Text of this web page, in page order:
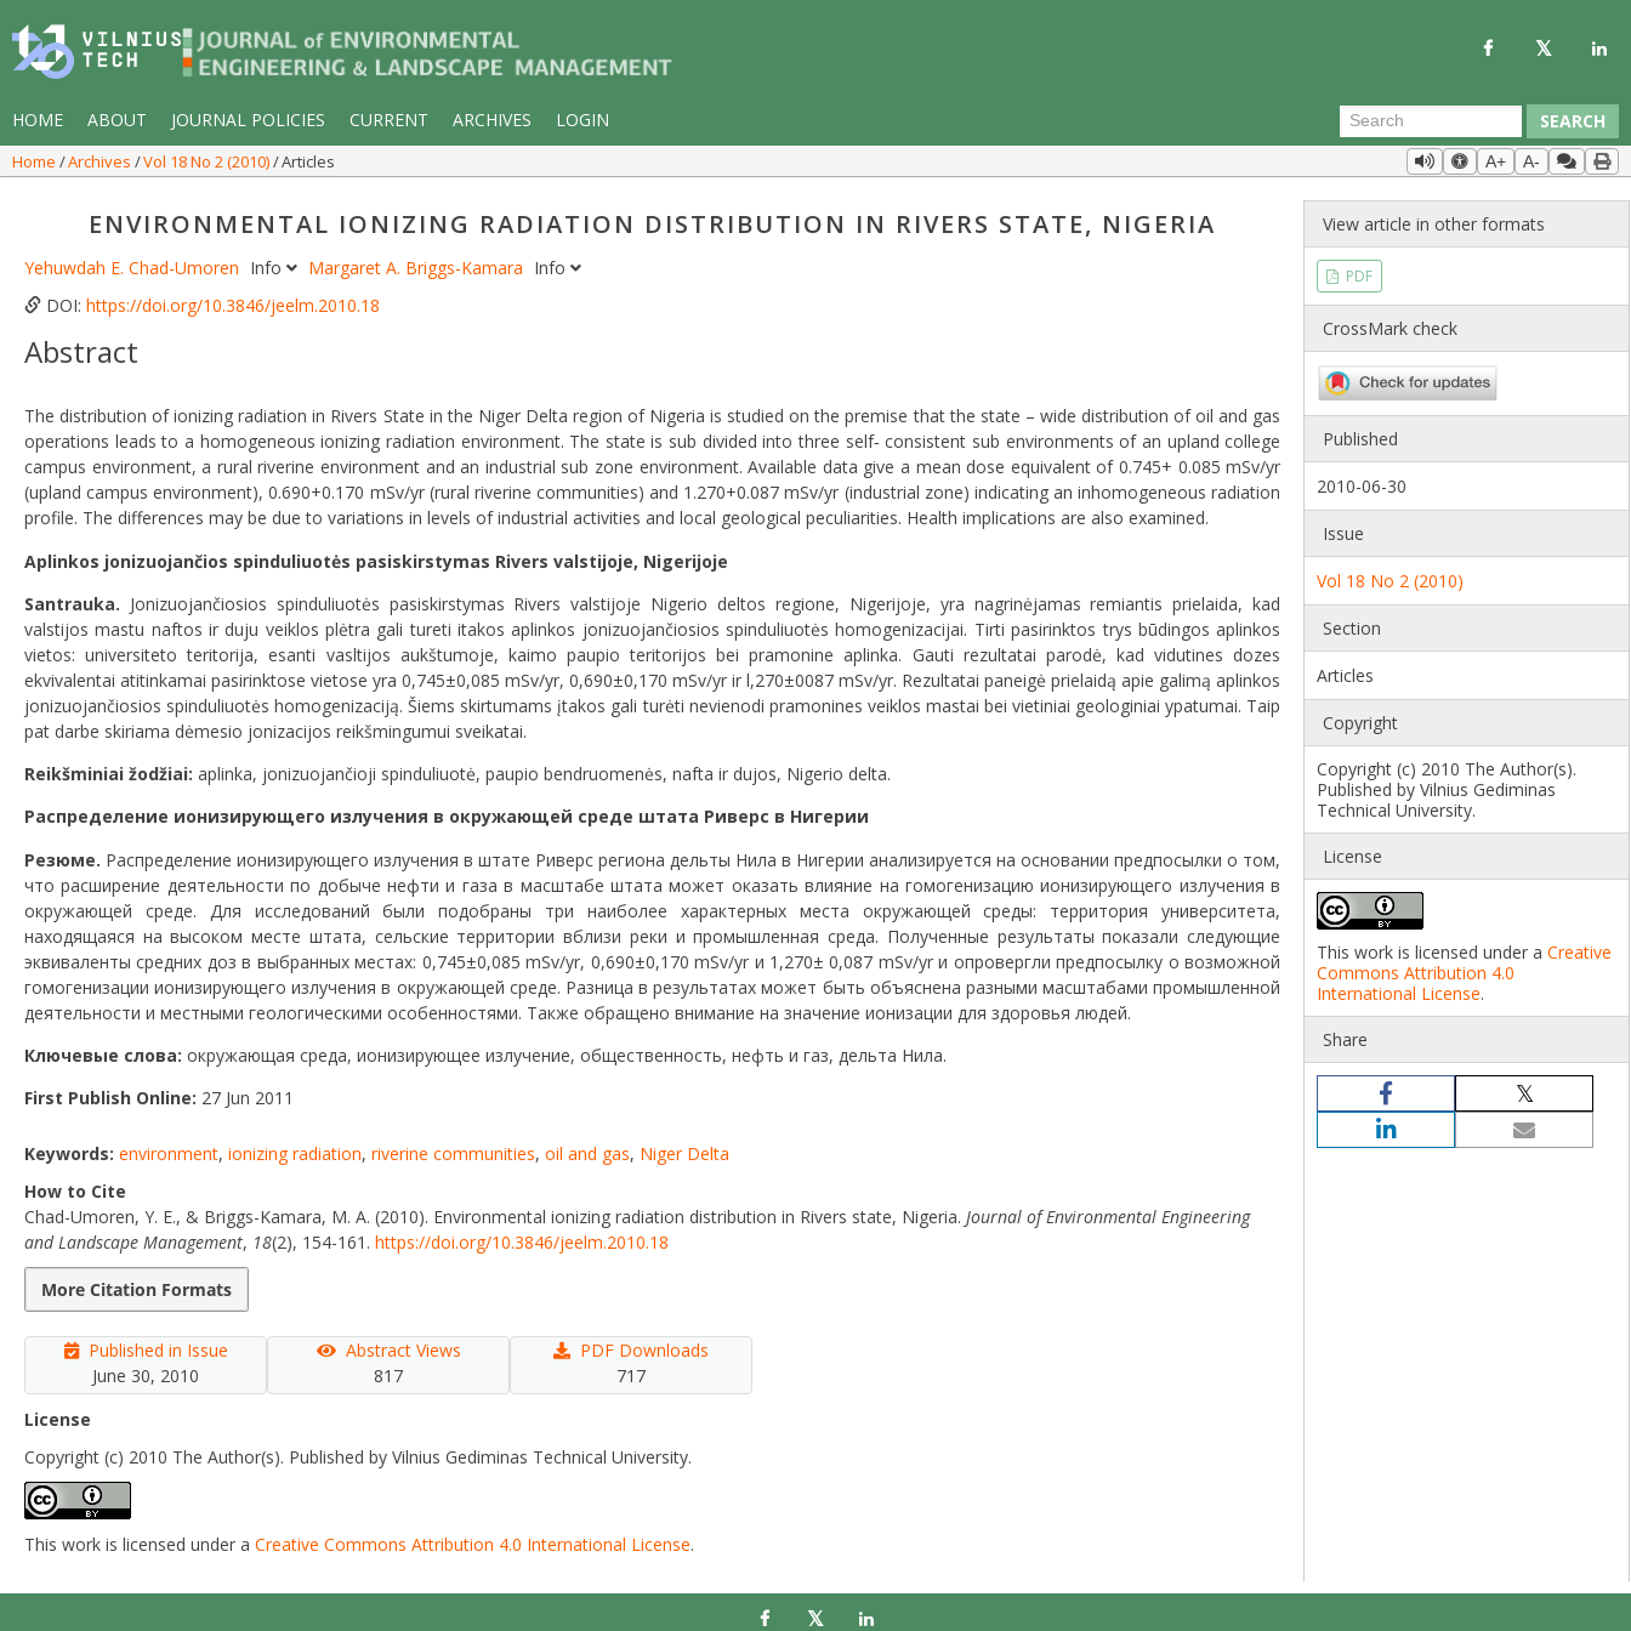
HOME ABOUT JOURNAL POLICIES CURRENT ARCHIVES LOGIN SEARCH
Home Archives Vol 18 No 2 (2010) Articles A+ A-
ENVIRONMENTAL IONIZING RADIATION DISTRIBUTION IN RIVERS STATE, NIGERIA
Yehuwdah E. Chad-Umoren Info Margaret A. Briggs-Kamara Info
DOI: https://doi.org/10.3846/jeelm.2010.18
Abstract
The distribution of ionizing radiation in Rivers State in the Niger Delta region of Nigeria is studied on the premise that the state – wide distribution of oil and gas
operations leads to a homogeneous ionizing radiation environment. The state is sub divided into three self‐ consistent sub environments of an upland college
campus environment, a rural riverine environment and an industrial sub zone environment. Available data give a mean dose equivalent of 0.745+ 0.085 mSv/yr
(upland campus environment), 0.690+0.170 mSv/yr (rural riverine communities) and 1.270+0.087 mSv/yr (industrial zone) indicating an inhomogeneous radiation
profile. The differences may be due to variations in levels of industrial activities and local geological peculiarities. Health implications are also examined.
Aplinkos jonizuojančios spinduliuotės pasiskirstymas Rivers valstijoje, Nigerijoje
Santrauka. Jonizuojančiosios spinduliuotės pasiskirstymas Rivers valstijoje Nigerio deltos regione, Nigerijoje, yra nagrinėjamas remiantis prielaida, kad
valstijos mastu naftos ir duju veiklos plėtra gali tureti itakos aplinkos jonizuojančiosios spinduliuotės homogenizacijai. Tirti pasirinktos trys būdingos aplinkos
vietos: universiteto teritorija, esanti vasltijos aukštumoje, kaimo paupio teritorijos bei pramonine aplinka. Gauti rezultatai parodė, kad vidutines dozes
ekvivalentai atitinkamai pasirinktose vietose yra 0,745±0,085 mSv/yr, 0,690±0,170 mSv/yr ir l,270±0087 mSv/yr. Rezultatai paneigė prielaidą apie galimą aplinkos
jonizuojančiosios spinduliuotės homogenizaciją. Šiems skirtumams įtakos gali turėti nevienodi pramonines veiklos mastai bei vietiniai geologiniai ypatumai. Taip
pat darbe skiriama dėmesio jonizacijos reikšmingumui sveikatai.
Reikšminiai žodžiai: aplinka, jonizuojančioji spinduliuotė, paupio bendruomenės, nafta ir dujos, Nigerio delta.
Распределение ионизирующего излучения в окружающей среде штата Риверс в Нигерии
Резюме. Распределение ионизирующего излучения в штате Риверс региона дельты Нила в Нигерии анализируется на основании предпосылки о том,
что расширение деятельности по добыче нефти и газа в масштабе штата может оказать влияние на гомогенизацию ионизирующего излучения в
окружающей среде. Для исследований были подобраны три наиболее характерных места окружающей среды: территория университета,
находящаяся на высоком месте штата, сельские территории вблизи реки и промышленная среда. Полученные результаты показали следующие
эквиваленты средних доз в выбранных местах: 0,745±0,085 mSv/yr, 0,690±0,170 mSv/yr и 1,270± 0,087 mSv/yr и опровергли предпосылку о возможной
гомогенизации ионизирующего излучения в окружающей среде. Разница в результатах может быть объяснена разными масштабами промышленной
деятельности и местными геологическими особенностями. Также обращено внимание на значение ионизации для здоровья людей.
Ключевые слова: окружающая среда, ионизирующее излучение, общественность, нефть и газ, дельта Нила.
First Publish Online: 27 Jun 2011
Keywords: environment, ionizing radiation, riverine communities, oil and gas, Niger Delta
How to Cite
Chad-Umoren, Y. E., & Briggs-Kamara, M. A. (2010). Environmental ionizing radiation distribution in Rivers state, Nigeria. Journal of Environmental Engineering
and Landscape Management, 18(2), 154-161. https://doi.org/10.3846/jeelm.2010.18
More Citation Formats
Published in Issue
June 30, 2010
Abstract Views
817
PDF Downloads
717
License
Copyright (c) 2010 The Author(s). Published by Vilnius Gediminas Technical University.
This work is licensed under a Creative Commons Attribution 4.0 International License.
View article in other formats
PDF
CrossMark check
Published
2010-06-30
Issue
Vol 18 No 2 (2010)
Section
Articles
Copyright
Copyright (c) 2010 The Author(s).
Published by Vilnius Gediminas
Technical University.
License
This work is licensed under aCreative
Commons Attribution 4.0
International License.
Share